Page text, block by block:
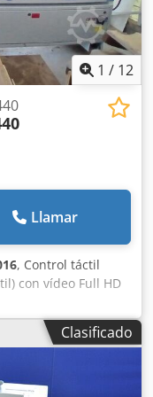
1 / 12
Llamar
, Control táctil
con vídeo Full HD
3 mm Madera
hasta 20 m/min
mediante
con funciones
con ruedas de
Clasificado